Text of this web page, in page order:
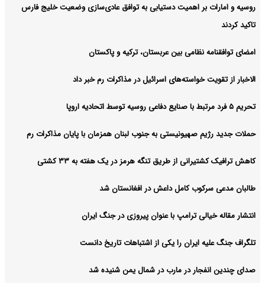
روسیه و امارات بر اهمیت دستیابی به توافق عادی‌سازی وضعیت خلیج‌ فارس
تاکید کردند
امضای توافقنامه نظامی بین عربستان، ترکیه و پاکستان
الاخبار از تقویت خواسته‌های اسرائیل در مذاکرات رم خبر داد
تحریم ۵ فرد مرتبط با صنایع دفاعی روسیه توسط اتحادیه اروپا
حملات جدید رژیم صهیونیستی به جنوب لبنان همزمان با پایان مذاکرات رم
کاهش ترافیک کشتیرانی از طریق تنگه هرمز در یک هفته به ۳۳ کشتی
طالبان مدعی سرکوب کامل داعش در افغانستان شد
انتشار مقاله خیالی ترامپ با عنوان پیروزی در جنگ ایران
تلگراف جنگ علیه ایران را یکی از اشتباهات تاریخ دانست
صدای چندین انفجار در مارب در شمال یمن شنیده شد